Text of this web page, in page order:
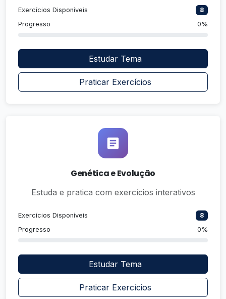
Exercícios Disponíveis
8
Progresso
0%
Estudar Tema
Praticar Exercícios
Genética e Evolução
Estuda e pratica com exercícios interativos
Exercícios Disponíveis
8
Progresso
0%
Estudar Tema
Praticar Exercícios